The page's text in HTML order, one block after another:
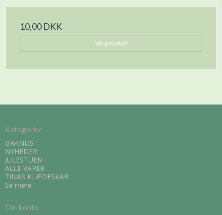
10,00 DKK
Vis produkt
Kategorier
BRANDS
NYHEDER
JULESTUEN
ALLE VARER
TINAS KLÆDESKAB
Se mere
Din konto